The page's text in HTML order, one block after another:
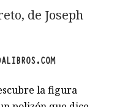
de Joseph
la figura